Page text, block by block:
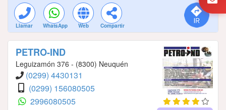
Llamar WhatsApp Web Compartir
PETRO-IND
Leguizamón 376 - (8300) Neuquén
(0299) 4430131
(0299) 156080505
2996080505